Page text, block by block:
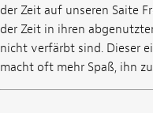
der Zeit auf unseren Saite
der Zeit in ihren
nicht verfärbt sind. Dieser
macht oft mehr Spaß, ihn